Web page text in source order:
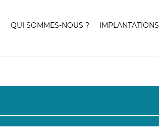
QUI SOMMES-NOUS ? IMPLANTATIONS